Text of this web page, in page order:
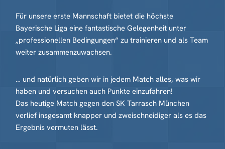
Für unsere erste Mannschaft bietet die höchste
Bayerische Liga eine fantastische Gelegenheit unter
„professionellen Bedingungen“ zu trainieren und als Team
weiter zusammenzuwachsen.
… und natürlich geben wir in jedem Match alles, was wir
haben und versuchen auch Punkte einzufahren!
Das heutige Match gegen den SK Tarrasch München
verlief insgesamt knapper und zweischneidiger als es das
Ergebnis vermuten lässt.